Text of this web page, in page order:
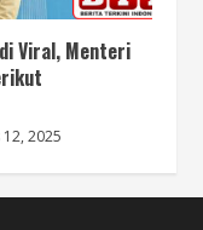
Viral, Menteri
2025